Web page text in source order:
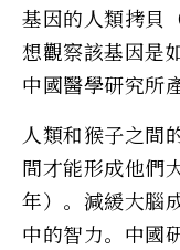
基因的人類拷
想觀察該基因是
中國醫學研究所
人類和猴子之間
間才能形成他們
年）。減緩大腦
中的智力。中國